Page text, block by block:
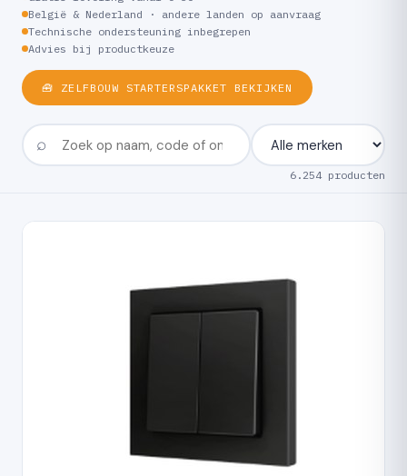
België & Nederland · andere landen op aanvraag
Technische ondersteuning inbegrepen
Advies bij productkeuze
🧰 ZELFBOUW STARTERSPAKKET BEKIJKEN
6.254 producten